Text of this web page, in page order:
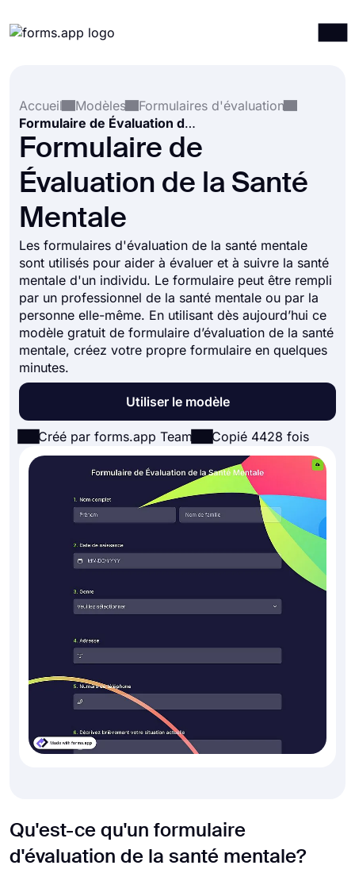
Intégrations
Modèles
Ressources
Accueil
Modèles
Formulaires d'évaluation
Formulaire de Évaluation de la Santé Mentale
Formulaire de
Évaluation de la Santé
Mentale
Les formulaires d'évaluation de la santé mentale
sont utilisés pour aider à évaluer et à suivre la santé
mentale d'un individu. Le formulaire peut être rempli
par un professionnel de la santé mentale ou par la
personne elle-même. En utilisant dès aujourd’hui ce
modèle gratuit de formulaire d’évaluation de la santé
mentale, créez votre propre formulaire en quelques
minutes.
Utiliser le modèle
Créé par forms.app Team Copié 4428 fois
Qu'est-ce qu'un formulaire
d'évaluation de la santé mentale?